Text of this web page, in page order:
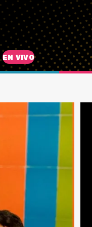
EN VIVO